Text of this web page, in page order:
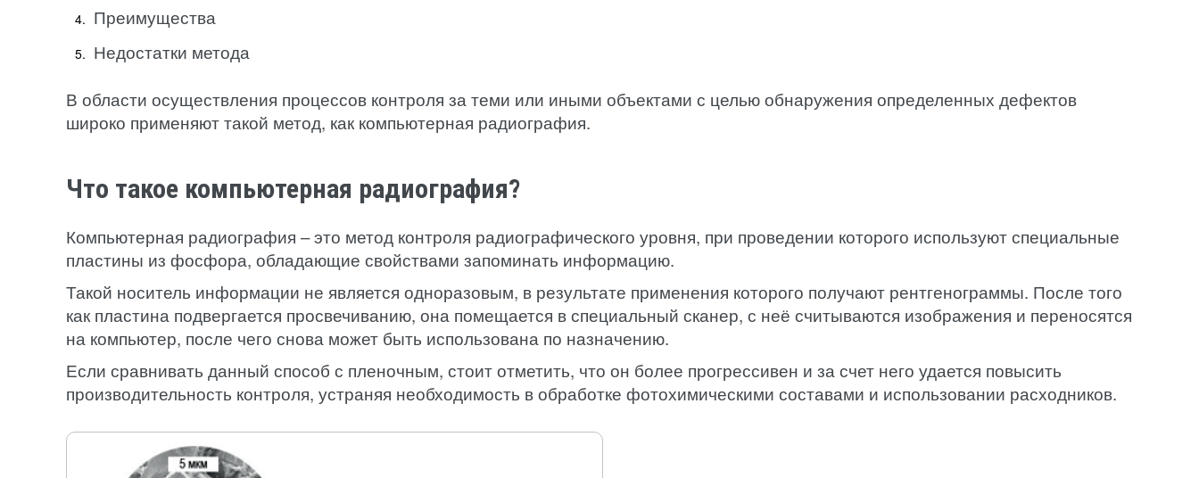
Преимущества
Недостатки метода
В области осуществления процессов контроля за теми или иными объектами с целью обнаружения определенных дефектов
широко применяют такой метод, как компьютерная радиография.
Что такое компьютерная радиография?
Компьютерная радиография – это метод контроля радиографического уровня, при проведении которого используют специальные
пластины из фосфора, обладающие свойствами запоминать информацию.
Такой носитель информации не является одноразовым, в результате применения которого получают рентгенограммы. После того
как пластина подвергается просвечиванию, она помещается в специальный сканер, с неё считываются изображения и переносятся
на компьютер, после чего снова может быть использована по назначению.
Если сравнивать данный способ с пленочным, стоит отметить, что он более прогрессивен и за счет него удается повысить
производительность контроля, устраняя необходимость в обработке фотохимическими составами и использовании расходников.